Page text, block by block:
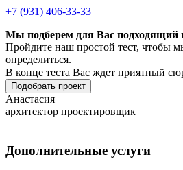
+7 (931) 406-33-33
Мы подберем для Вас подходящий
Пройдите наш простой тест, чтобы
определиться.
В конце теста Вас ждет приятный
Подобрать проект
Анастасия
архитектор проектировщик
Дополнительные услуги